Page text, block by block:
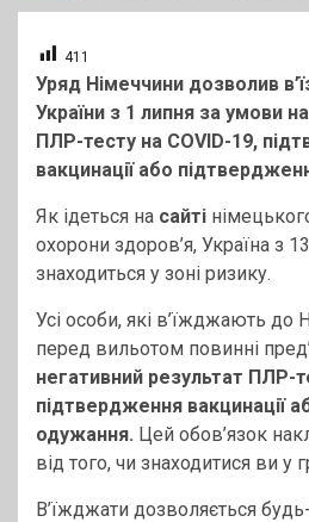
411
Уряд Німеччини дозволив
України з 1 липня за умови
ПЛР-тесту на COVID-19,
вакцинації або
Як ідеться на сайті
охорони здоров’я, Україна з
знаходиться у зоні ризику.
Усі особи, які в’їжджають до
перед вильотом повинні
негативний результат ПЛР-
підтвердження вакцинації
одужання. Цей обов’язок
від того, чи знаходитися ви у
В’їжджати дозволяється